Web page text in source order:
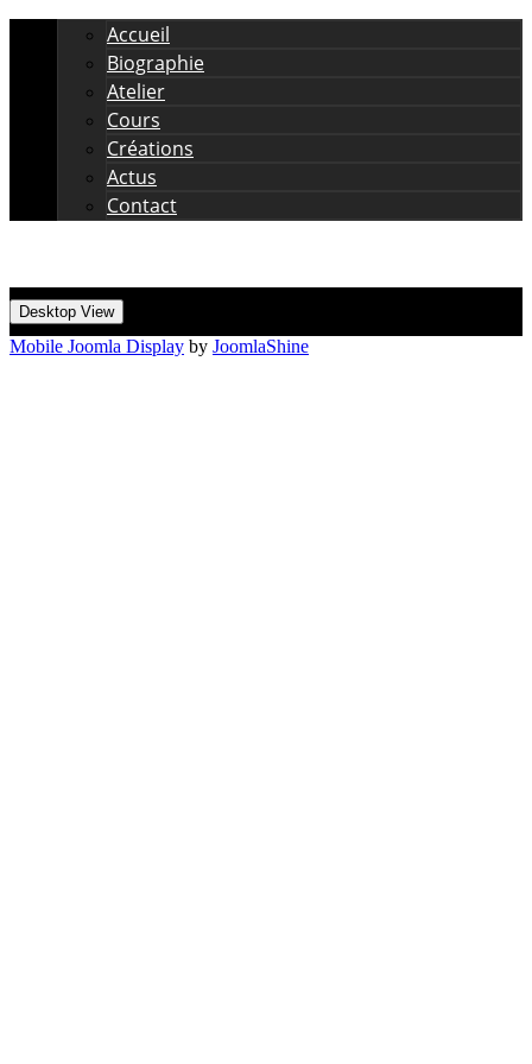
Accueil
Biographie
Atelier
Cours
Créations
Actus
Contact
Desktop View
Mobile Joomla Display by JoomlaShine